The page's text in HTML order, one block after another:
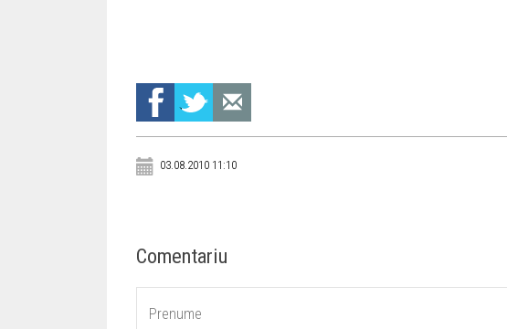
03.08.2010 11:10
Comentariu